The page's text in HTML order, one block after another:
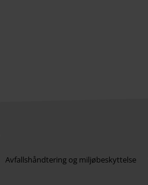
Avfallshåndtering og miljøbeskyttelse